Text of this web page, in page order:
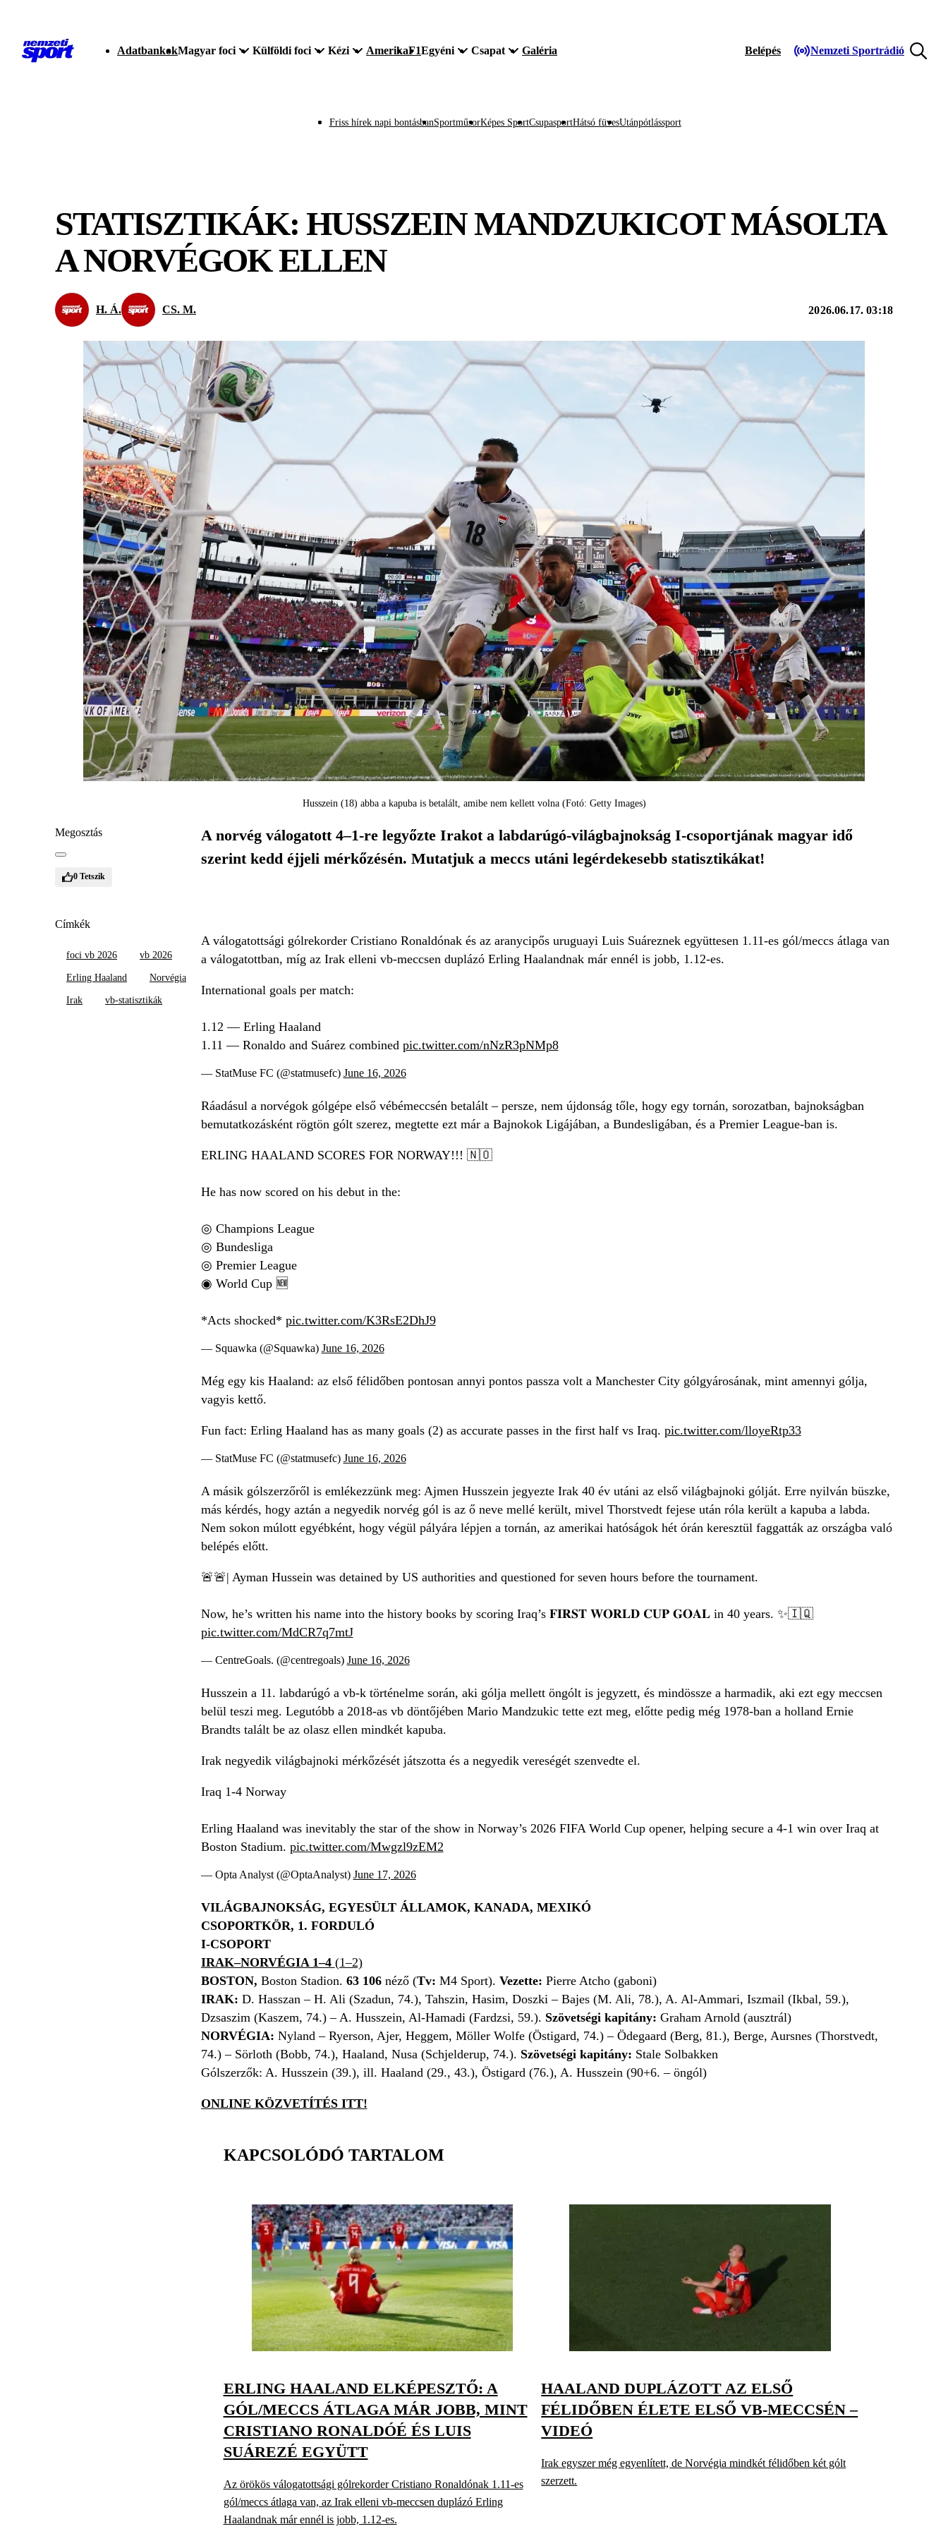
AdatbankokMagyar foci Külföldi foci Kézi AmerikaF1Egyéni Csapat Galéria Belépés Nemzeti Sportrádió
Friss hírek napi bontásbanSportműsorKépes SportCsupasportHátsó füvesUtánpótlássport
STATISZTIKÁK: HUSSZEIN MANDZUKICOT MÁSOLTA
A NORVÉGOK ELLEN
H. Á. CS. M. 2026.06.17. 03:18
Husszein (18) abba a kapuba is betalált, amibe nem kellett volna (Fotó: Getty Images)
Megosztás
0 Tetszik
Címkék
foci vb 2026 vb 2026
Erling Haaland Norvégia
Irak vb-statisztikák
A norvég válogatott 4–1-re legyőzte Irakot a labdarúgó-világbajnokság I-csoportjának magyar idő
szerint kedd éjjeli mérkőzésén. Mutatjuk a meccs utáni legérdekesebb statisztikákat!
A válogatottsági gólrekorder Cristiano Ronaldónak és az aranycipős uruguayi Luis Suáreznek együttesen 1.11-es gól/meccs átlaga van
a válogatottban, míg az Irak elleni vb-meccsen duplázó Erling Haalandnak már ennél is jobb, 1.12-es.
International goals per match:
1.12 — Erling Haaland
1.11 — Ronaldo and Suárez combined pic.twitter.com/nNzR3pNMp8
— StatMuse FC (@statmusefc) June 16, 2026
Ráadásul a norvégok gólgépe első vébémeccsén betalált – persze, nem újdonság tőle, hogy egy tornán, sorozatban, bajnokságban
bemutatkozásként rögtön gólt szerez, megtette ezt már a Bajnokok Ligájában, a Bundesligában, és a Premier League-ban is.
ERLING HAALAND SCORES FOR NORWAY!!! 🇳🇴
He has now scored on his debut in the:
◎ Champions League
◎ Bundesliga
◎ Premier League
◉ World Cup 🆕
*Acts shocked* pic.twitter.com/K3RsE2DhJ9
— Squawka (@Squawka) June 16, 2026
Még egy kis Haaland: az első félidőben pontosan annyi pontos passza volt a Manchester City gólgyárosának, mint amennyi gólja,
vagyis kettő.
Fun fact: Erling Haaland has as many goals (2) as accurate passes in the first half vs Iraq. pic.twitter.com/lloyeRtp33
— StatMuse FC (@statmusefc) June 16, 2026
A másik gólszerzőről is emlékezzünk meg: Ajmen Husszein jegyezte Irak 40 év utáni az első világbajnoki gólját. Erre nyilván büszke,
más kérdés, hogy aztán a negyedik norvég gól is az ő neve mellé került, mivel Thorstvedt fejese után róla került a kapuba a labda.
Nem sokon múlott egyébként, hogy végül pályára lépjen a tornán, az amerikai hatóságok hét órán keresztül faggatták az országba való
belépés előtt.
🚨🚨| Ayman Hussein was detained by US authorities and questioned for seven hours before the tournament.
Now, he’s written his name into the history books by scoring Iraq’s 𝐅𝐈𝐑𝐒𝐓 𝐖𝐎𝐑𝐋𝐃 𝐂𝐔𝐏 𝐆𝐎𝐀𝐋 in 40 years. ✨🇮🇶
pic.twitter.com/MdCR7q7mtJ
— CentreGoals. (@centregoals) June 16, 2026
Husszein a 11. labdarúgó a vb-k történelme során, aki gólja mellett öngólt is jegyzett, és mindössze a harmadik, aki ezt egy meccsen
belül teszi meg. Legutóbb a 2018-as vb döntőjében Mario Mandzukic tette ezt meg, előtte pedig még 1978-ban a holland Ernie
Brandts talált be az olasz ellen mindkét kapuba.
Irak negyedik világbajnoki mérkőzését játszotta és a negyedik vereségét szenvedte el.
Iraq 1-4 Norway
Erling Haaland was inevitably the star of the show in Norway’s 2026 FIFA World Cup opener, helping secure a 4-1 win over Iraq at
Boston Stadium. pic.twitter.com/Mwgzl9zEM2
— Opta Analyst (@OptaAnalyst) June 17, 2026
VILÁGBAJNOKSÁG, EGYESÜLT ÁLLAMOK, KANADA, MEXIKÓ
CSOPORTKÖR, 1. FORDULÓ
I-CSOPORT
IRAK–NORVÉGIA 1–4 (1–2)
BOSTON, Boston Stadion. 63 106 néző (Tv: M4 Sport). Vezette: Pierre Atcho (gaboni)
IRAK: D. Hasszan – H. Ali (Szadun, 74.), Tahszin, Hasim, Doszki – Bajes (M. Ali, 78.), A. Al-Ammari, Iszmail (Ikbal, 59.),
Dzsaszim (Kaszem, 74.) – A. Husszein, Al-Hamadi (Fardzsi, 59.). Szövetségi kapitány: Graham Arnold (ausztrál)
NORVÉGIA: Nyland– Ryerson, Ajer, Heggem, Möller Wolfe (Östigard, 74.) – Ödegaard (Berg, 81.), Berge, Aursnes (Thorstvedt,
74.) – Sörloth (Bobb, 74.), Haaland, Nusa (Schjelderup, 74.). Szövetségi kapitány: Stale Solbakken
Gólszerzők: A. Husszein (39.), ill. Haaland (29., 43.), Östigard (76.), A. Husszein (90+6. – öngól)
ONLINE KÖZVETÍTÉS ITT!
KAPCSOLÓDÓ TARTALOM
ERLING HAALAND ELKÉPESZTŐ: A
GÓL/MECCS ÁTLAGA MÁR JOBB, MINT
CRISTIANO RONALDÓÉ ÉS LUIS
SUÁREZÉ EGYÜTT
Az örökös válogatottsági gólrekorder Cristiano Ronaldónak 1.11-es
gól/meccs átlaga van, az Irak elleni vb-meccsen duplázó Erling
Haalandnak már ennél is jobb, 1.12-es.
HAALAND DUPLÁZOTT AZ ELSŐ
FÉLIDŐBEN ÉLETE ELSŐ VB-MECCSÉN –
VIDEÓ
Irak egyszer még egyenlített, de Norvégia mindkét félidőben két gólt
szerzett.